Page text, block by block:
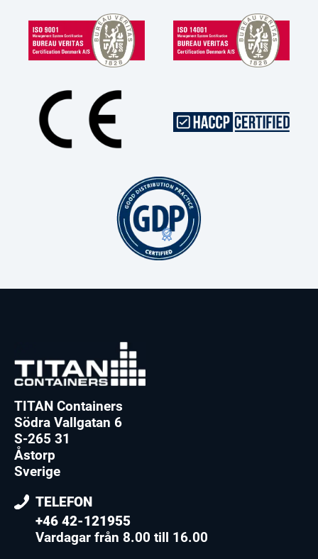
TITAN Containers
Södra Vallgatan 6
S-265 31
Åstorp
Sverige
TELEFON
+46 42-121955
Vardagar från 8.00 till 16.00